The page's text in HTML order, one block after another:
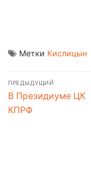
Метки Кислицын
Навигация
по
записям
ПРЕДЫДУЩИЙ
Предыдущая
запись:
В Президиуме ЦК
КПРФ